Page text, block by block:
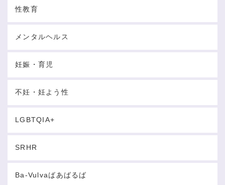
性教育
メンタルヘルス
妊娠・育児
不妊・妊よう性
LGBTQIA+
SRHR
Ba-Vulvaばあばるば